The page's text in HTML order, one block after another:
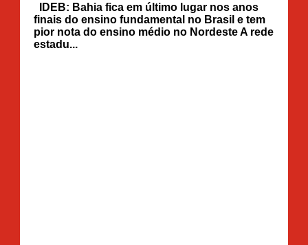
IDEB: Bahia fica em último lugar nos anos
finais do ensino fundamental no Brasil e tem
pior nota do ensino médio no Nordeste A rede
estadu...